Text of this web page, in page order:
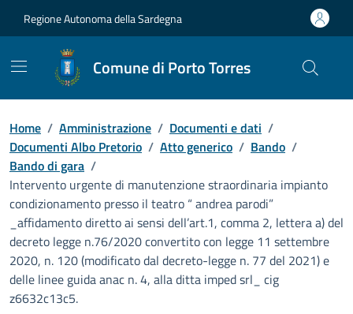
Regione Autonoma della Sardegna
Comune di Porto Torres
Home / Amministrazione / Documenti e dati /
Documenti Albo Pretorio / Atto generico / Bando /
Bando di gara /
Intervento urgente di manutenzione straordinaria impianto
condizionamento presso il teatro “ andrea parodi”
_affidamento diretto ai sensi dell’art.1, comma 2, lettera a) del
decreto legge n.76/2020 convertito con legge 11 settembre
2020, n. 120 (modificato dal decreto-legge n. 77 del 2021) e
delle linee guida anac n. 4, alla ditta imped srl_ cig
z6632c13c5.